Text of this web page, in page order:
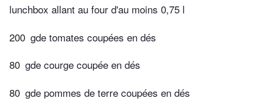
lunchbox allant au four d'au moins 0,75 l
200 gde tomates coupées en dés
80 gde courge coupée en dés
80 gde pommes de terre coupées en dés